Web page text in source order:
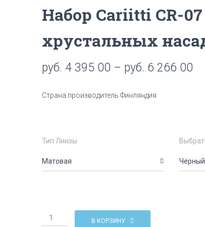
Набор Cariitti CR-07
хрустальных
руб. 4 395 00 – руб. 6 266 00
Страна производитель Финляндия
Тип Линзы
Количество
В КОРЗИНУ